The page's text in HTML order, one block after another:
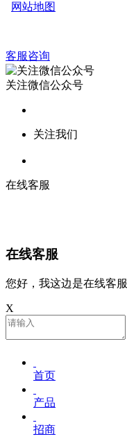
网站地图
客服咨询
关注微信公众号
关注我们
在线客服
在线客服
您好，我这边是在线客服
X
首页
产品
招商